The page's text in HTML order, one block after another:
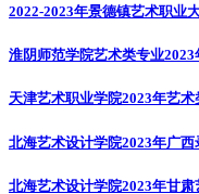
2022-2023年景德镇艺术职业
淮阴师范学院艺术类专业
天津艺术职业学院2023年艺
北海艺术设计学院2023年广
北海艺术设计学院2023年甘